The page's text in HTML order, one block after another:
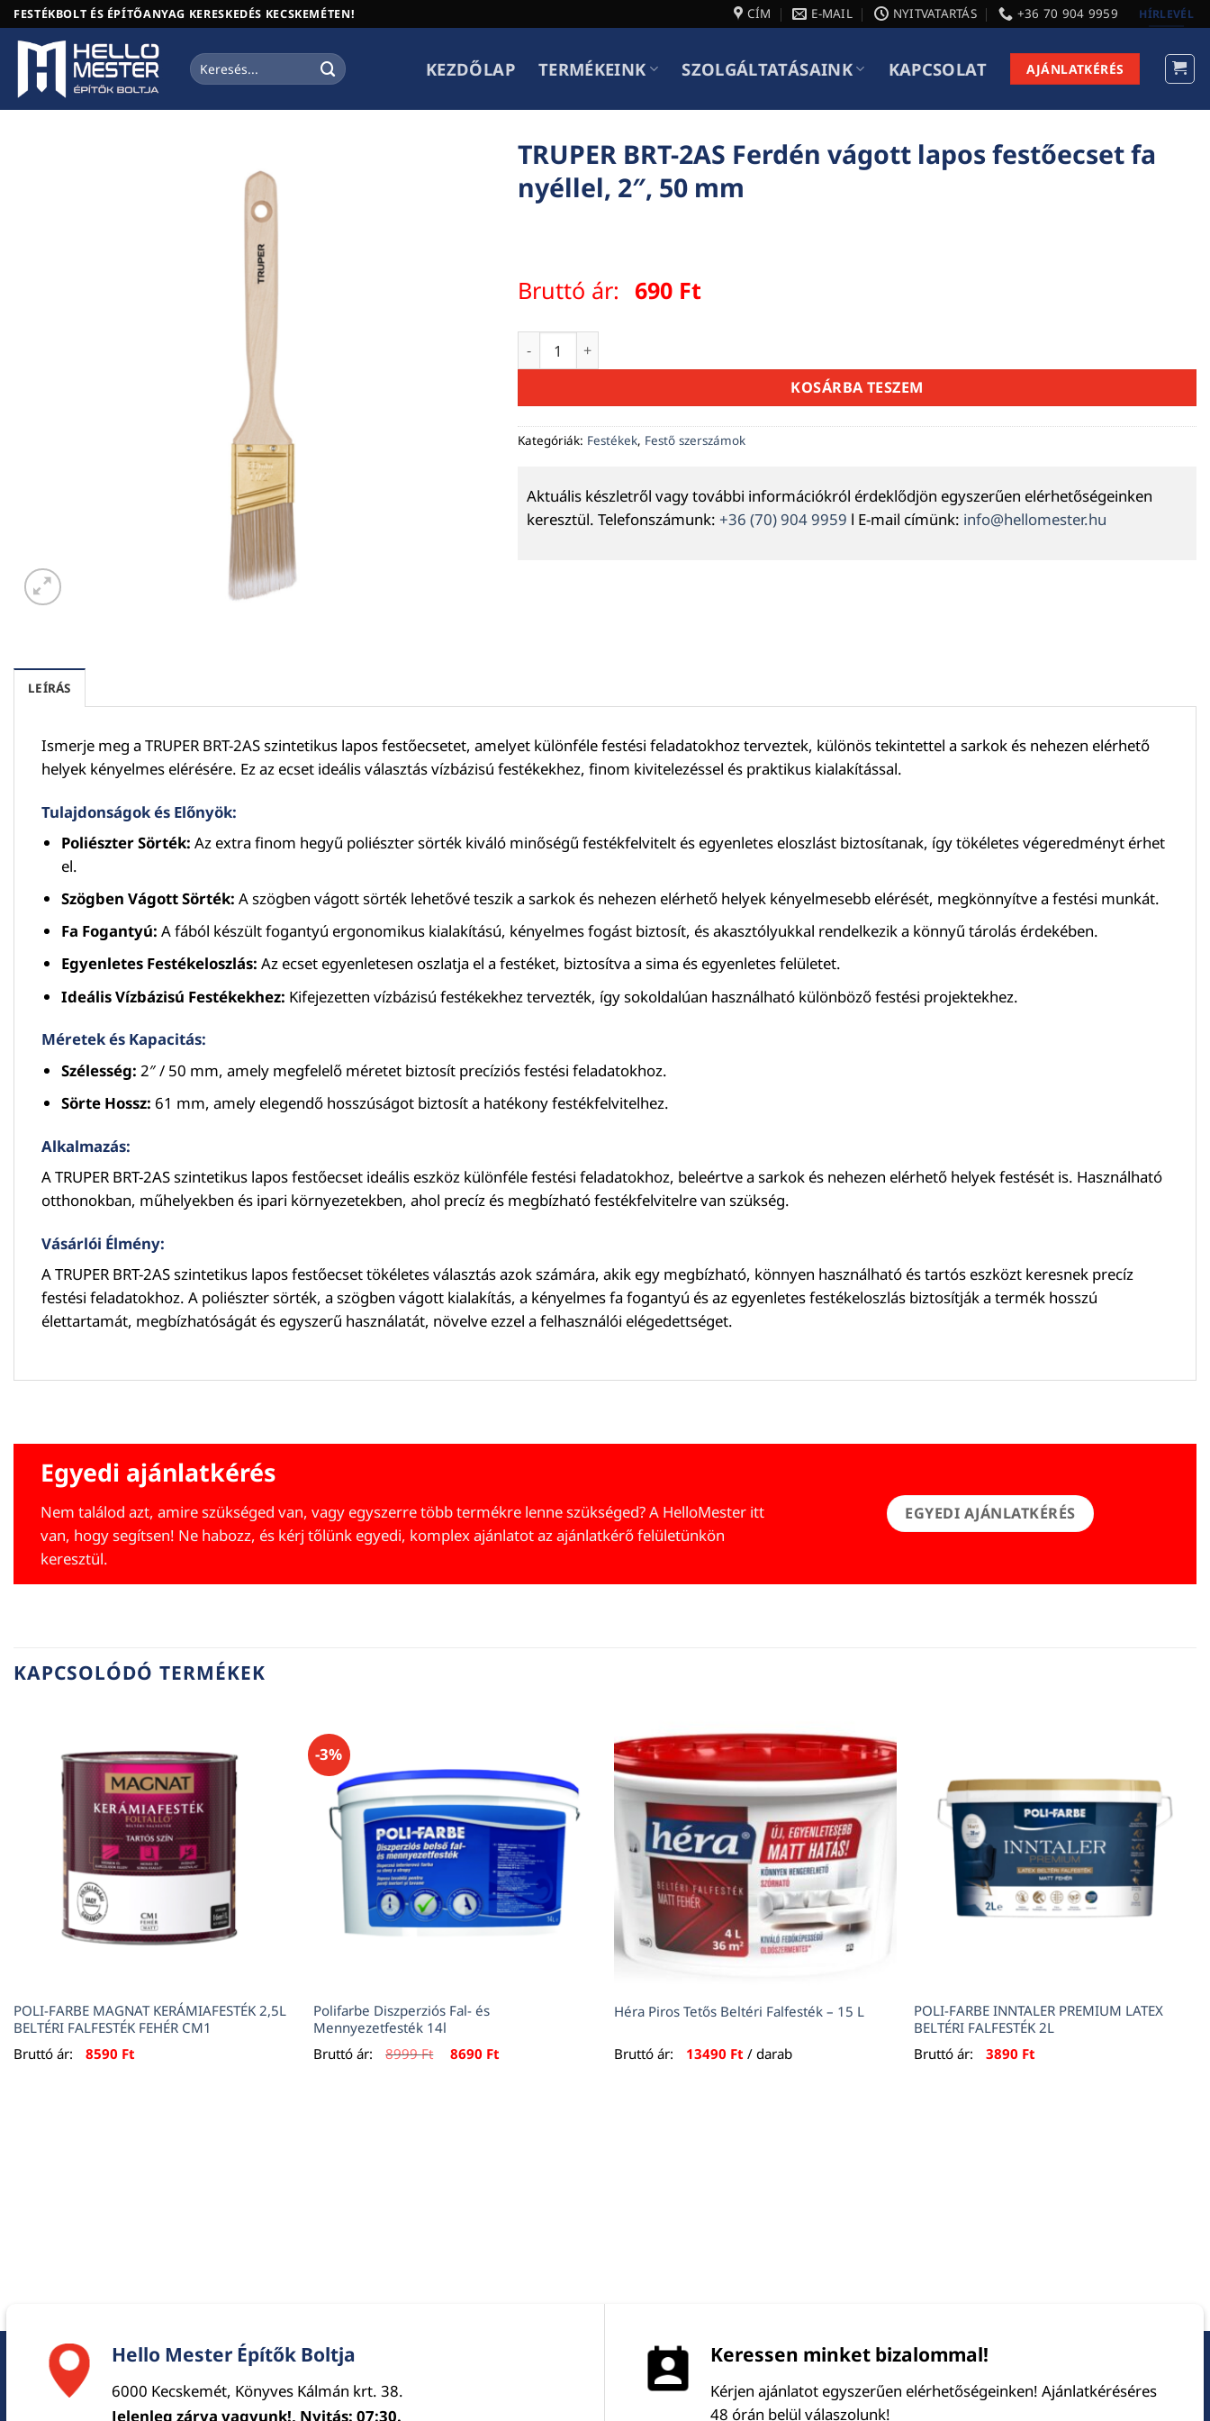
Skip
to
content
FESTÉKBOLT ÉS ÉPÍTŐANYAG KERESKEDÉS KECSKEMÉTEN! CÍM E-MAIL NYITVATARTÁS +36 70 904 9959 HÍRLEVÉL
Keresés
a
KEZDŐLAP TERMÉKEINK SZOLGÁLTATÁSAINK KAPCSOLAT AJÁNLATKÉRÉS
TRUPER BRT-2AS Ferdén vágott lapos festőecset fa
nyéllel, 2″, 50 mm
Bruttó ár: 690 Ft
TRUPER BRT-2AS Ferdén vágott lapos festőecset fa nyéllel, 2", 50 mm mennyiség
KOSÁRBA TESZEM
Kategóriák: Festékek, Festő szerszámok
Aktuális készletről vagy további információkról érdeklődjön egyszerűen elérhetőségeinken
keresztül. Telefonszámunk: +36 (70) 904 9959 l E-mail címünk: info@hellomester.hu
LEÍRÁS
Ismerje meg a TRUPER BRT-2AS szintetikus lapos festőecsetet, amelyet különféle festési feladatokhoz terveztek, különös tekintettel a sarkok és nehezen elérhető
helyek kényelmes elérésére. Ez az ecset ideális választás vízbázisú festékekhez, finom kivitelezéssel és praktikus kialakítással.
Tulajdonságok és Előnyök:
Poliészter Sörték: Az extra finom hegyű poliészter sörték kiváló minőségű festékfelvitelt és egyenletes eloszlást biztosítanak, így tökéletes végeredményt érhet
el.
Szögben Vágott Sörték: A szögben vágott sörték lehetővé teszik a sarkok és nehezen elérhető helyek kényelmesebb elérését, megkönnyítve a festési munkát.
Fa Fogantyú: A fából készült fogantyú ergonomikus kialakítású, kényelmes fogást biztosít, és akasztólyukkal rendelkezik a könnyű tárolás érdekében.
Egyenletes Festékeloszlás: Az ecset egyenletesen oszlatja el a festéket, biztosítva a sima és egyenletes felületet.
Ideális Vízbázisú Festékekhez: Kifejezetten vízbázisú festékekhez tervezték, így sokoldalúan használható különböző festési projektekhez.
Méretek és Kapacitás:
Szélesség: 2″ / 50 mm, amely megfelelő méretet biztosít precíziós festési feladatokhoz.
Sörte Hossz: 61 mm, amely elegendő hosszúságot biztosít a hatékony festékfelvitelhez.
Alkalmazás:
A TRUPER BRT-2AS szintetikus lapos festőecset ideális eszköz különféle festési feladatokhoz, beleértve a sarkok és nehezen elérhető helyek festését is. Használható
otthonokban, műhelyekben és ipari környezetekben, ahol precíz és megbízható festékfelvitelre van szükség.
Vásárlói Élmény:
A TRUPER BRT-2AS szintetikus lapos festőecset tökéletes választás azok számára, akik egy megbízható, könnyen használható és tartós eszközt keresnek precíz
festési feladatokhoz. A poliészter sörték, a szögben vágott kialakítás, a kényelmes fa fogantyú és az egyenletes festékeloszlás biztosítják a termék hosszú
élettartamát, megbízhatóságát és egyszerű használatát, növelve ezzel a felhasználói elégedettséget.
Egyedi ajánlatkérés
Nem találod azt, amire szükséged van, vagy egyszerre több termékre lenne szükséged? A HelloMester itt
van, hogy segítsen! Ne habozz, és kérj tőlünk egyedi, komplex ajánlatot az ajánlatkérő felületünkön
keresztül.
EGYEDI AJÁNLATKÉRÉS
KAPCSOLÓDÓ TERMÉKEK
POLI-FARBE MAGNAT KERÁMIAFESTÉK 2,5L
BELTÉRI FALFESTÉK FEHÉR CM1
Bruttó ár:
8590 Ft
-3%
Polifarbe Diszperziós Fal- és
Mennyezetfesték 14l
Bruttó ár:
8999Ft Original
price
8690 FtCurrent
Héra Piros Tetős Beltéri Falfesték – 15 L
Bruttó ár: 13490 Ft / darab
POLI-FARBE INNTALER PREMIUM LATEX
BELTÉRI FALFESTÉK 2L
Bruttó ár:
3890 Ft
Hello Mester Építők Boltja
6000 Kecskemét, Könyves Kálmán krt. 38.
Jelenleg zárva vagyunk!, Nyitás: 07:30.
Keressen minket bizalommal!
Kérjen ajánlatot egyszerűen elérhetőségeinken! Ajánlatkéréséres
48 órán belül válaszolunk!